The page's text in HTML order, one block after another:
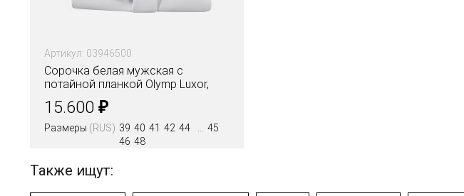
Артикул: 03946500
Сорочка белая мужская с
потайной планкой Olymp Luxor,
modern fit
15.600 ₽
Размеры (RUS) 39 40 41 42 44
45
46 48
Также ищут: